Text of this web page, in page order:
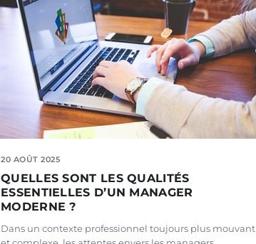
20 AOÛT 2025
QUELLES SONT LES QUALITÉS
ESSENTIELLES D’UN MANAGER
MODERNE ?
Dans un contexte professionnel toujours plus mouvant